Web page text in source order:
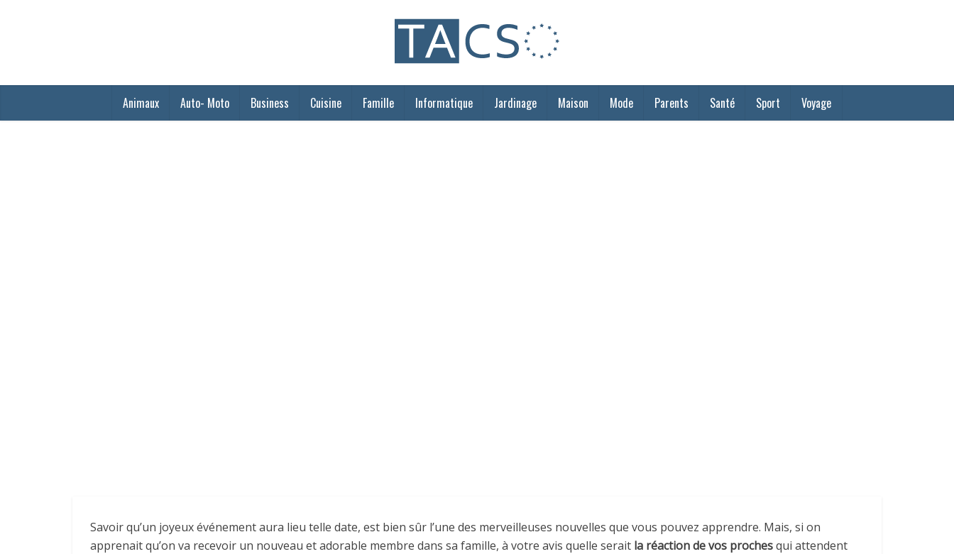
Animaux Auto- Moto Business Cuisine Famille Informatique Jardinage Maison Mode Parents Santé Sport Voyage
Savoir qu’un joyeux événement aura lieu telle date, est bien sûr l’une des merveilleuses nouvelles que vous pouvez apprendre. Mais, si on
apprenait qu’on va recevoir un nouveau et adorable membre dans sa famille, à votre avis quelle serait la réaction de vos prochesqui attendent